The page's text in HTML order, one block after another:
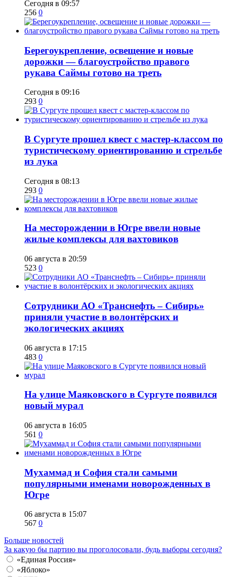
Сегодня в 09:57
256 0
Берегоукрепление, освещение и новые
дорожки — благоустройство правого
рукава Саймы готово на треть
Сегодня в 09:16
293 0
В Сургуте прошел квест с мастер-классом по
туристическому ориентированию и стрельбе
из лука
Сегодня в 08:13
293 0
​На месторождении в Югре ввели новые
жилые комплексы для вахтовиков
06 августа в 20:59
523 0
Сотрудники АО «Транснефть – Сибирь»
приняли участие в волонтёрских и
экологических акциях
06 августа в 17:15
483 0
​На улице Маяковского в Сургуте появился
новый мурал
06 августа в 16:05
561 0
​Мухаммад и София стали самыми
популярными именами новорожденных в
Югре
06 августа в 15:07
567 0
Больше новостей
За какую бы партию вы проголосовали, будь выборы сегодня?
«Единая Россия»
«Яблоко»